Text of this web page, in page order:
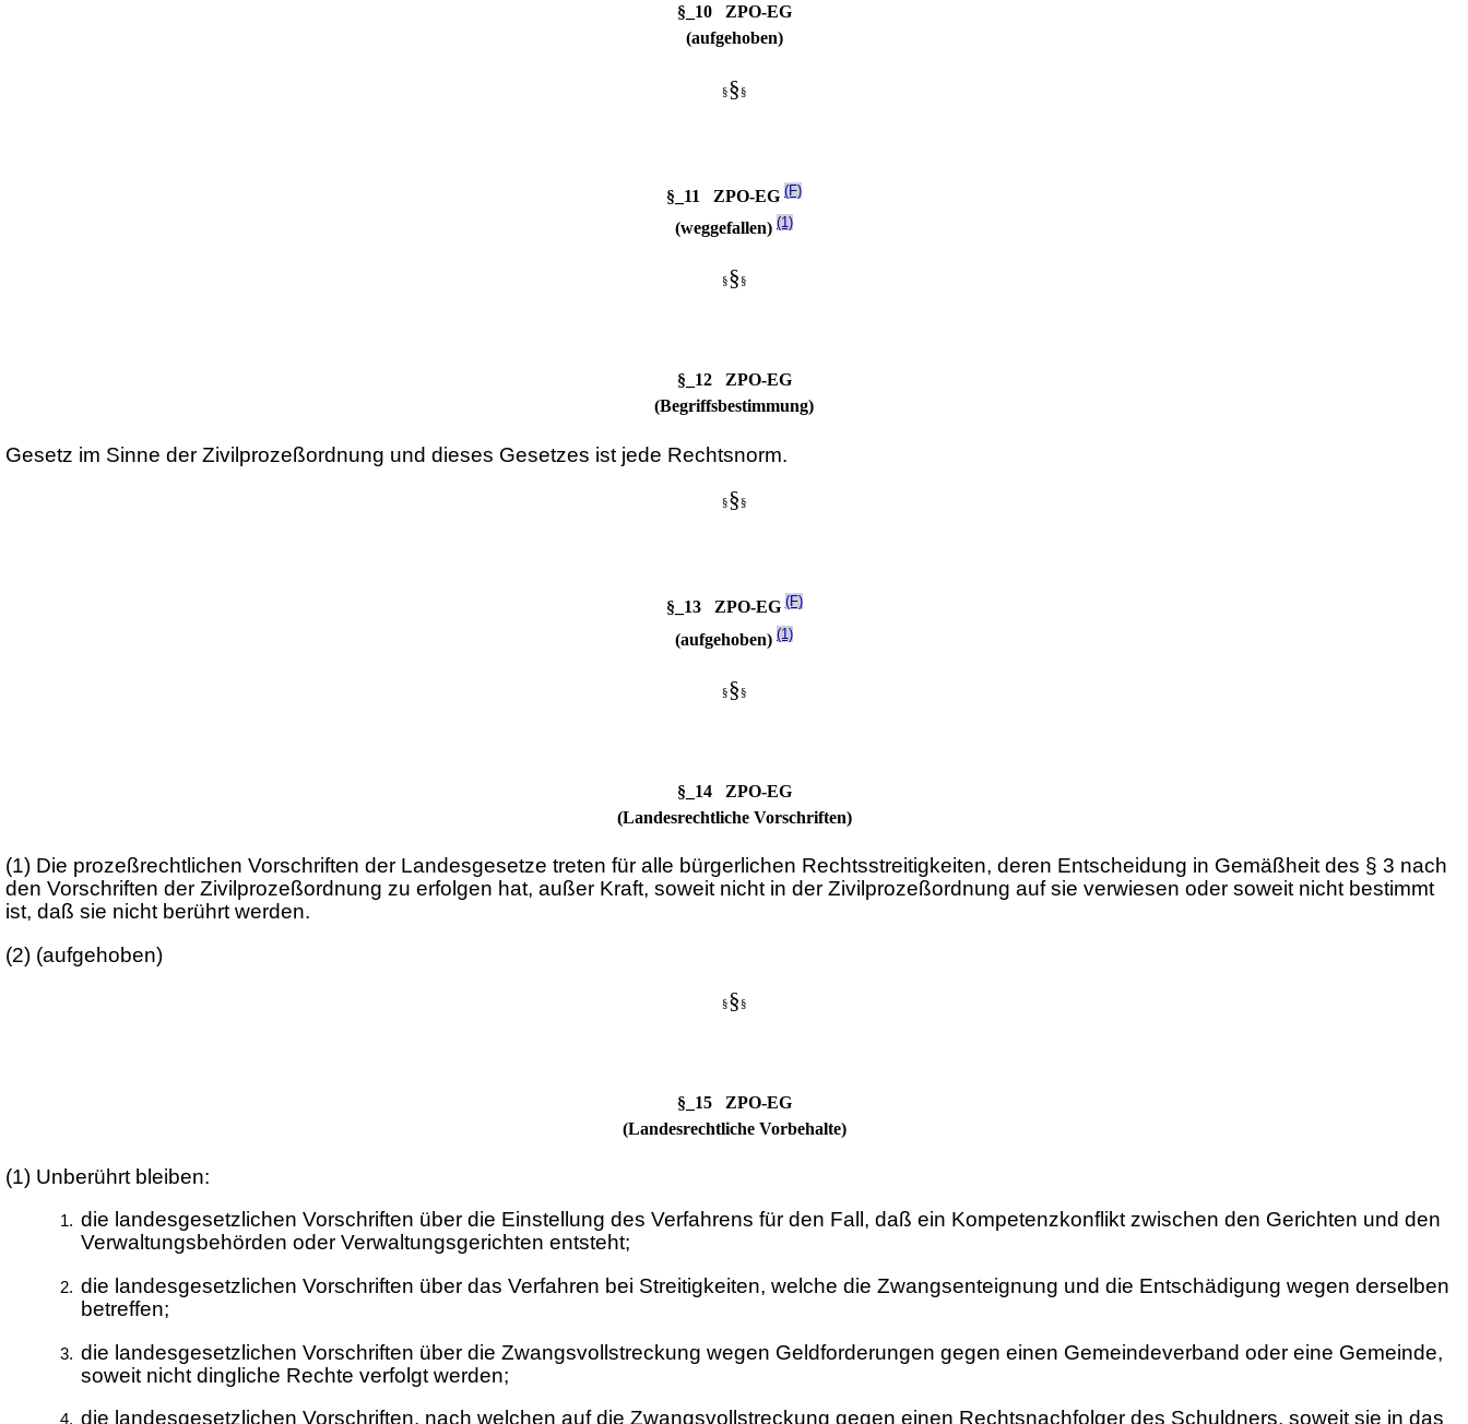
§_10 ZPO-EG
(aufgehoben)
§§ §
§_11 ZPO-EG (F)
(weggefallen) (1)
§§ §
§_12 ZPO-EG
(Begriffsbestimmung)
Gesetz im Sinne der Zivilprozeßordnung und dieses Gesetzes ist jede Rechtsnorm.
§§ §
§_13 ZPO-EG(F)
(aufgehoben) (1)
§§ §
§_14 ZPO-EG
(Landesrechtliche Vorschriften)
(1) Die prozeßrechtlichen Vorschriften der Landesgesetze treten für alle bürgerlichen Rechtsstreitigkeiten, deren Entscheidung in Gemäßheit des § 3 nach
den Vorschriften der Zivilprozeßordnung zu erfolgen hat, außer Kraft, soweit nicht in der Zivilprozeßordnung auf sie verwiesen oder soweit nicht bestimmt
ist, daß sie nicht berührt werden.
(2) (aufgehoben)
§§ §
§_15 ZPO-EG
(Landesrechtliche Vorbehalte)
(1) Unberührt bleiben:
die landesgesetzlichen Vorschriften über die Einstellung des Verfahrens für den Fall, daß ein Kompetenzkonflikt zwischen den Gerichten und den
Verwaltungsbehörden oder Verwaltungsgerichten entsteht;
die landesgesetzlichen Vorschriften über das Verfahren bei Streitigkeiten, welche die Zwangsenteignung und die Entschädigung wegen derselben
betreffen;
die landesgesetzlichen Vorschriften über die Zwangsvollstreckung wegen Geldforderungen gegen einen Gemeindeverband oder eine Gemeinde,
soweit nicht dingliche Rechte verfolgt werden;
die landesgesetzlichen Vorschriften, nach welchen auf die Zwangsvollstreckung gegen einen Rechtsnachfolger des Schuldners, soweit sie in das